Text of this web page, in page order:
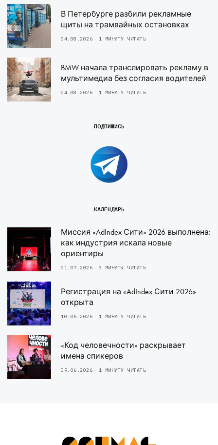
В Петербурге разбили рекламные
щиты на трамвайных остановках
04.08.2026 1 МИНУТУ ЧИТАТЬ
BMW начала транслировать рекламу в
мультимедиа без согласия водителей
04.08.2026 1 МИНУТУ ЧИТАТЬ
ПОДПИШИСЬ
КАЛЕНДАРЬ
Миссия «AdIndex Сити» 2026 выполнена:
как индустрия искала новые
ориентиры
01.07.2026 3 МИНУТЫ ЧИТАТЬ
Регистрация на «AdIndex Сити 2026»
открыта
10.06.2026 1 МИНУТУ ЧИТАТЬ
«Код человечности» раскрывает
имена спикеров
09.06.2026 1 МИНУТУ ЧИТАТЬ